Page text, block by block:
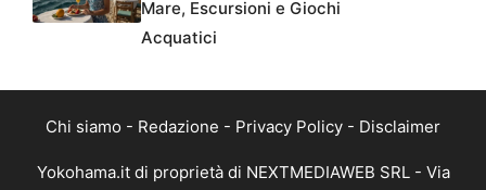
Mare, Escursioni e Giochi
Acquatici
Chi siamo - Redazione - Privacy Policy - Disclaimer
Yokohama.it di proprietà di NEXTMEDIAWEB SRL - Via